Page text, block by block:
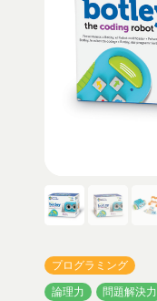
プログラミング
論理力
問題解決力